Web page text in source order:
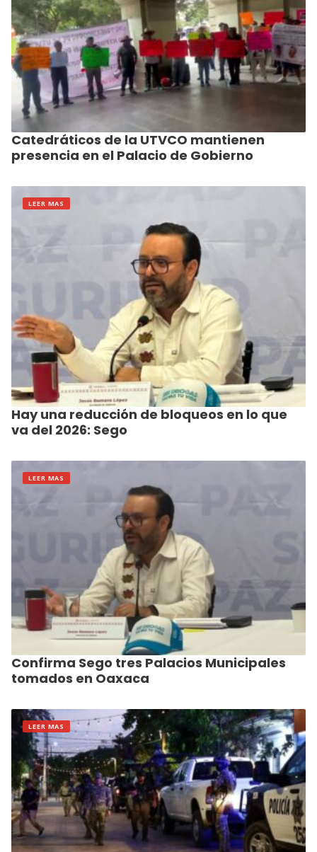
Catedráticos de la UTVCO mantienen
presencia en el Palacio de Gobierno
LEER MAS
Hay una reducción de bloqueos en lo que
va del 2026: Sego
LEER MAS
Confirma Sego tres Palacios Municipales
tomados en Oaxaca
LEER MAS